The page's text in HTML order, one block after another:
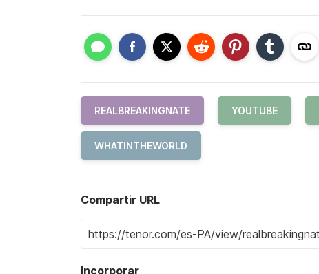
REALBREAKINGNATE YOUTUBE
WHATINTHEWORLD
Compartir URL
Incorporar